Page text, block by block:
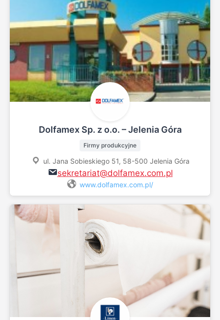
Dolfamex Sp. z o.o. – Jelenia Góra
Firmy produkcyjne
ul. Jana Sobieskiego 51, 58-500 Jelenia Góra
sekretariat@dolfamex.com.pl
www.dolfamex.com.pl/